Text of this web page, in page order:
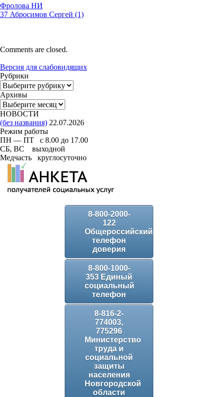
Фролова НИ
37 Абросимов Сергей (1)
Comments are closed.
Версия для слабовидящих
Рубрики
Рубрики
Архивы
Архивы
НОВОСТИ
(без названия) 22.07.2026
Режим работы
ПН — ПТ с 8.00 до 17.00
СБ, ВС выходной
Медчасть круглосуточно
8-800-2000-
122
Общероссийский
телефон
доверия
8-800-1000-
353 Единый
социальный
телефон
8-816-2-
774003,
775296
Министерство
труда и
социальной
защиты
населения
Новгородской
области